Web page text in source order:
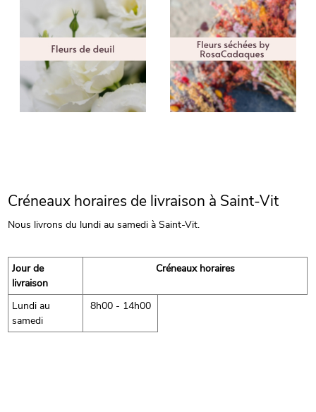
Créneaux horaires de livraison à Saint-Vit
Nous livrons du lundi au samedi à Saint-Vit.
Jour de
livraison
Créneaux horaires
Lundi au
samedi
8h00 - 14h00